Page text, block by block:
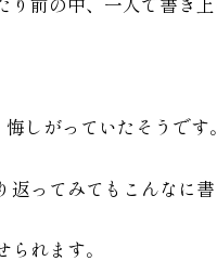
しがっていたそうです。
ってみてもこんなに
れます。